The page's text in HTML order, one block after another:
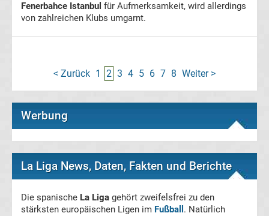
Eishockey
Sportarten
Fenerbahce Istanbul für Aufmerksamkeit, wird allerdings
von zahlreichen Klubs umgarnt.
< Zurück 1 2 3 4 5 6 7 8 Weiter >
Werbung
La Liga News, Daten, Fakten und Berichte
Die spanische La Liga gehört zweifelsfrei zu den
stärksten europäischen Ligen im Fußball . Natürlich